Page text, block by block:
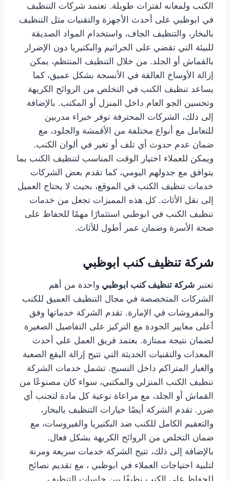
الكنب ولمعانه لفترات طويلة. تعتمد شركات التنظيف
في ابوظبي على أحدث الأجهزة والتقنيات مثل التنظيف
بالبخار، والتنظيف الجاف، واستخدام المواد الصديقة
للبيئة التي تقضي على الجراثيم والبكتيريا دون الإضرار
بالقماش أو الجلد. من خلال التنظيف المنتظم، يمكن
إزالة الأوساخ العالقة في الأنسجة بشكل عميق، كما
يساعد تنظيف الكنب في التخلص من الروائح الكريهة
وتحسين الجو العام داخل المنزل أو المكتب. بالإضافة
إلى ذلك، الشركات المحترفة توفر خبراء مدربين
للتعامل مع أنواع مختلفة من الأقمشة والجلود، مع
ضمان عدم حدوث أي تلف أو تغير في ألوان الكنب.
ويمكن للعملاء اختيار الوقت المناسب لتنظيف الكنب بما
يتوافق مع جدولهم اليومي، كما تقدم بعض الشركات
خدمات تنظيف الكنب في الموقع، بحيث لا يحتاج العميل
إلى نقل الأثاث. كل هذه المميزات تجعل من خدمات
تنظيف الكنب في ابوظبي استثمارًا مهمًا للحفاظ على
صحة الأسرة وضمان عمر أطول للأثاث.
شركة تنظيف كنب ابوظبي
تعتبر شركة تنظيف كنب ابوظبي واحدة من أهم
الشركات المتخصصة في مجال التنظيف العميق للكنب
والمفروشات في الإمارة. تقدم الشركة خدماتها وفق
أعلى معايير الجودة مع التركيز على التفاصيل الصغيرة
لضمان نتيجة ممتازة. يعتمد فريق العمل على أحدث
المعدات والتقنيات الحديثة التي تتيح إزالة البقع الصعبة
والغبار المتراكم داخل النسيج. تشمل خدمات الشركة
تنظيف الكنب المنزلي والمكتبي، سواء كان مصنوعًا من
القماش أو الجلد، مع مراعاة نوعية كل مادة لتجنب أي
ضرر. تقدم الشركة أيضًا خيارات التنظيف بالبخار،
والتعقيم الكامل للكنب ضد البكتيريا والفيروسات، مع
ضمان التخلص من الروائح الكريهة بشكل فعال.
بالإضافة إلى ذلك، تتيح الشركة خدمات سريعة ومرنة
لتلبية احتياجات العملاء في ابوظبي ، مع تقديم نصائح